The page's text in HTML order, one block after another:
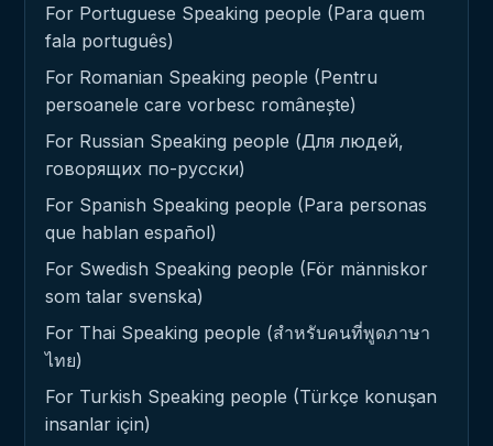
For Portuguese Speaking people (Para quem
fala português)
For Romanian Speaking people (Pentru
persoanele care vorbesc românește)
For Russian Speaking people (Для людей,
говорящих по-русски)
For Spanish Speaking people (Para personas
que hablan español)
For Swedish Speaking people (För människor
som talar svenska)
For Thai Speaking people (สำหรับคนที่พูดภาษา
ไทย)
For Turkish Speaking people (Türkçe konuşan
insanlar için)